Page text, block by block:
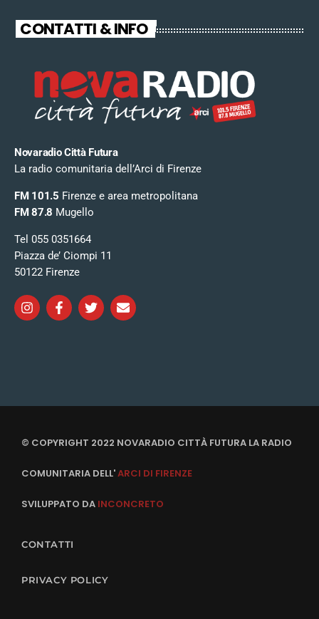
CONTATTI & INFO
Novaradio Città Futura
La radio comunitaria dell’Arci di Firenze
FM 101.5 Firenze e area metropolitana
FM 87.8 Mugello
Tel 055 0351664
Piazza de’ Ciompi 11
50122 Firenze
© COPYRIGHT 2022 NOVARADIO CITTÀ FUTURA LA RADIO
COMUNITARIA DELL'ARCI DI FIRENZE
SVILUPPATO DA INCONCRETO
CONTATTI
PRIVACY POLICY